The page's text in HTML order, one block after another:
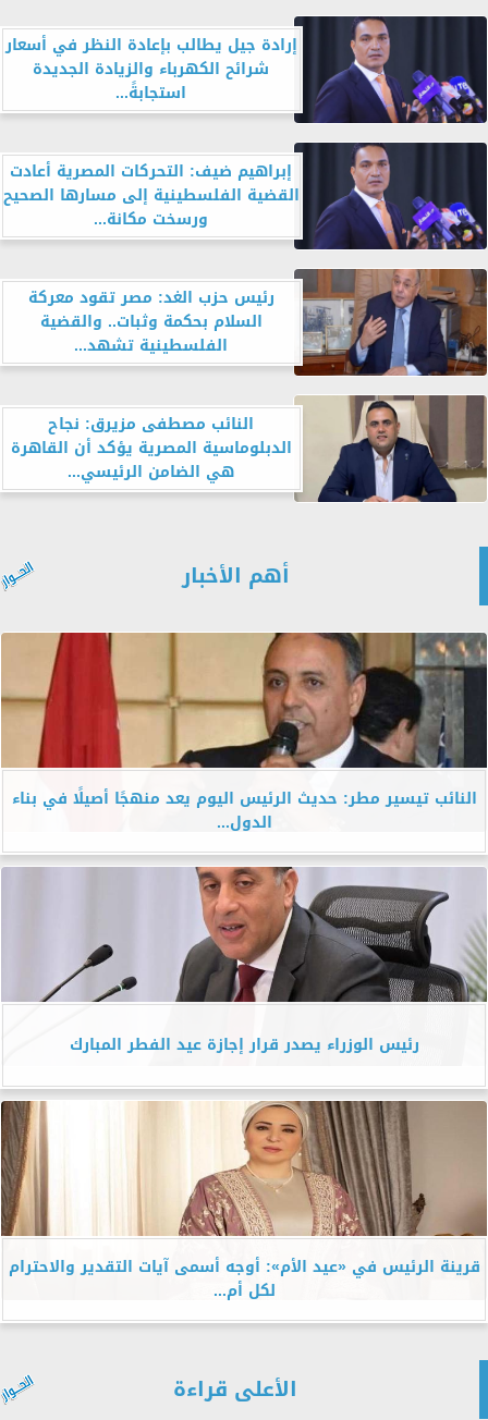
إرادة جيل يطالب بإعادة النظر في أسعار
شرائح الكهرباء والزيادة الجديدة
استجابةً...
إبراهيم ضيف: التحركات المصرية أعادت
القضية الفلسطينية إلى مسارها الصحيح
ورسخت مكانة...
رئيس حزب الغد: مصر تقود معركة
السلام بحكمة وثبات.. والقضية
الفلسطينية تشهد...
النائب مصطفى مزيرق: نجاح
الدبلوماسية المصرية يؤكد أن القاهرة
هي الضامن الرئيسي...
أهم الأخبار
النائب تيسير مطر: حديث الرئيس اليوم يعد منهجًا أصيلًا في بناء
الدول...
رئيس الوزراء يصدر قرار إجازة عيد الفطر المبارك
قرينة الرئيس في «عيد الأم»: أوجه أسمى آيات التقدير والاحترام
لكل أم...
الأعلى قراءة